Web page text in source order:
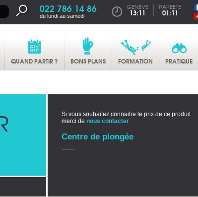
022 786 14 86
du lundi au samedi
GENÈVE
13:11
PAPEETE
01:11
QUAND PARTIR ? BONS PLANS FORMATION PRATIQUE
Si vous souhaitez connaitre le prix de ce produit
merci de nous contacter
Centre de plongée